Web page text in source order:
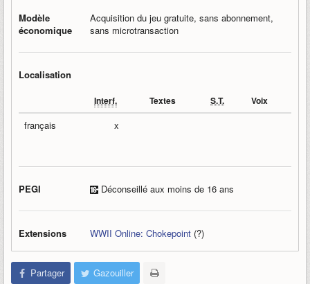
Modèle
économique
Acquisition du jeu gratuite, sans abonnement,
sans microtransaction
Localisation
Interf. Textes S.T. Voix
français x
PEGI Déconseillé aux moins de 16 ans
Extensions WWII Online: Chokepoint (?)
Partager Gazouiller